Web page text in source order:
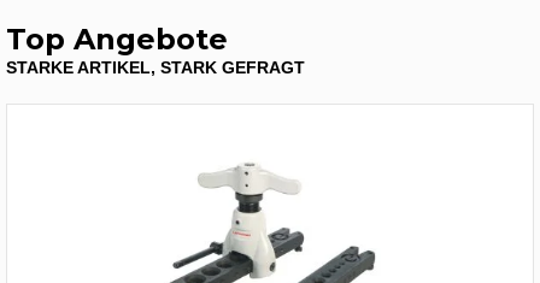
Top Angebote
STARKE ARTIKEL, STARK GEFRAGT